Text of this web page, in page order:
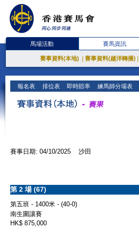
馬場活動 賽馬資訊
賽事資料(本地) 賽事資料(越洋轉播)
報名表 排位表 即時賠率 練馬師分場表
賽事日期: 04/10/2025 沙田
第 2 場 (67)
第五班 - 1400米 - (40-0)
南生圍讓賽
HK$ 875,000